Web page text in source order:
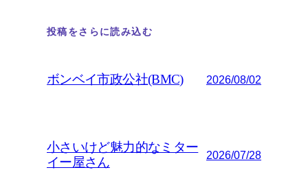
投稿をさらに読み込む
ボンベイ市政公社(BMC) 2026/08/02
小さいけど魅力的なミター
イー屋さん
2026/07/28